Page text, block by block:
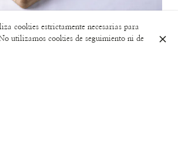
cookies estrictamente necesarias para
utilizamos cookies de seguimiento ni de